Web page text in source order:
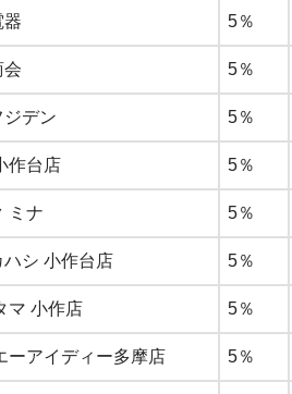
器 5％
会 5％
デン 5％
作台店 5％
ミナ 5％
シ 小作台店 5％
マ 小作店 5％
ーアイディー多摩店 5％